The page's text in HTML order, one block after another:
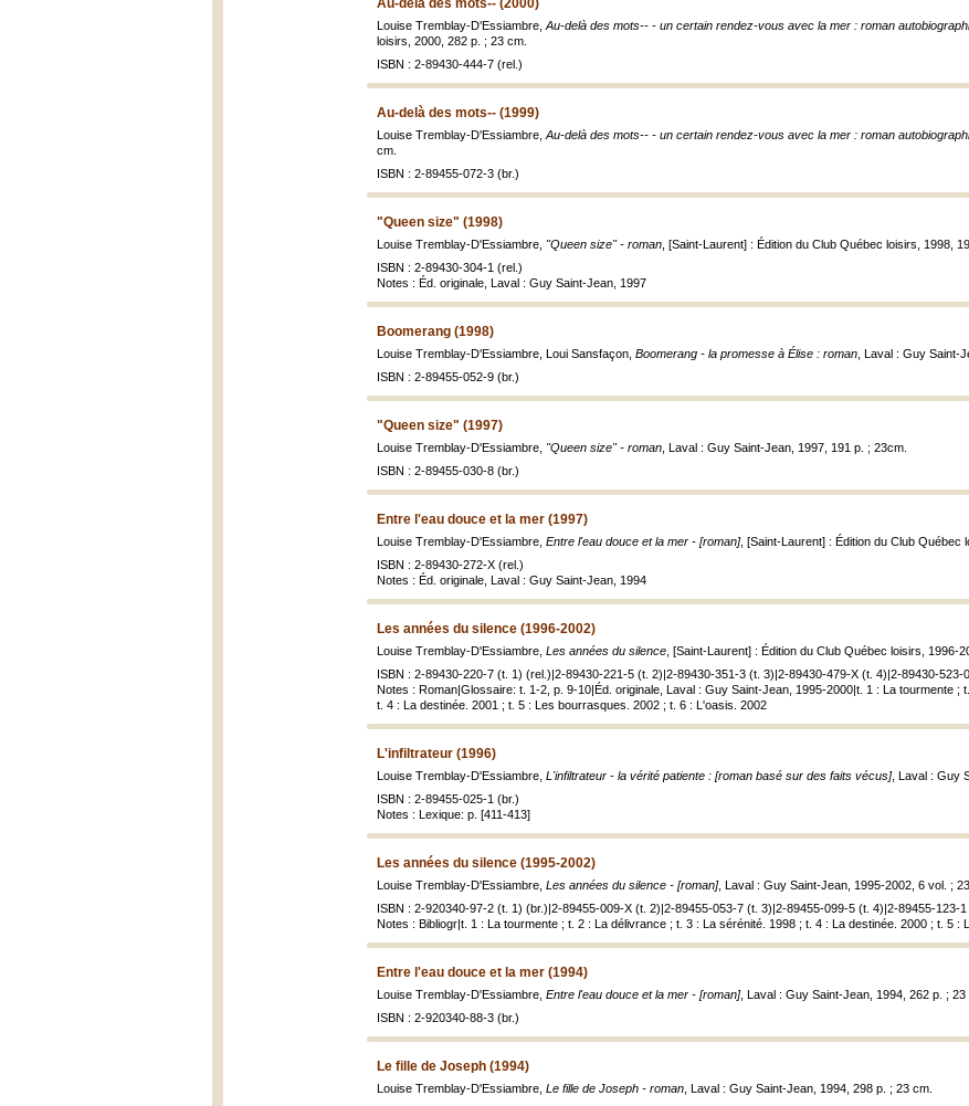
Au-delà des mots-- (2000)
Louise Tremblay-D'Essiambre, Au-delà des mots-- - un certain rendez-vous avec la mer : roman
loisirs, 2000, 282 p. ; 23 cm.
ISBN : 2-89430-444-7 (rel.)
Au-delà des mots-- (1999)
Louise Tremblay-D'Essiambre, Au-delà des mots-- - un certain rendez-vous avec la mer : roman
cm.
ISBN : 2-89455-072-3 (br.)
"Queen size" (1998)
Louise Tremblay-D'Essiambre, "Queen size" - roman , [Saint-Laurent] : Édition du Club Québec loisirs, 1998,
ISBN : 2-89430-304-1 (rel.)
Notes : Éd. originale, Laval : Guy Saint-Jean, 1997
Boomerang (1998)
Louise Tremblay-D'Essiambre, Loui Sansfaçon, Boomerang - la promesse à Élise : roman , Laval : Guy Saint-
ISBN : 2-89455-052-9 (br.)
"Queen size" (1997)
Louise Tremblay-D'Essiambre, "Queen size" - roman , Laval : Guy Saint-Jean, 1997, 191 p. ; 23cm.
ISBN : 2-89455-030-8 (br.)
Entre l'eau douce et la mer (1997)
Louise Tremblay-D'Essiambre, Entre l'eau douce et la mer - [roman], [Saint-Laurent] : Édition du Club Québec
ISBN : 2-89430-272-X (rel.)
Notes : Éd. originale, Laval : Guy Saint-Jean, 1994
Les années du silence (1996-2002)
Louise Tremblay-D'Essiambre, Les années du silence , [Saint-Laurent] : Édition du Club Québec loisirs, 1996-
ISBN : 2-89430-220-7 (t. 1) (rel.)|2-89430-221-5 (t. 2)|2-89430-351-3 (t. 3)|2-89430-479-X (t. 4)|2-89430-523-
Notes : Roman|Glossaire: t. 1-2, p. 9-10|Éd. originale, Laval : Guy Saint-Jean, 1995-2000|t. 1 : La tourmente ;
t. 4 : La destinée. 2001 ; t. 5 : Les bourrasques. 2002 ; t. 6 : L'oasis. 2002
L'infiltrateur (1996)
Louise Tremblay-D'Essiambre, L'infiltrateur - la vérité patiente : [roman basé sur des faits vécus], Laval : Guy
ISBN : 2-89455-025-1 (br.)
Notes : Lexique: p. [411-413]
Les années du silence (1995-2002)
Louise Tremblay-D'Essiambre, Les années du silence - [roman], Laval : Guy Saint-Jean, 1995-2002, 6 vol. ;
ISBN : 2-920340-97-2 (t. 1) (br.)|2-89455-009-X (t. 2)|2-89455-053-7 (t. 3)|2-89455-099-5 (t. 4)|2-89455-123-
Notes : Bibliogr|t. 1 : La tourmente ; t. 2 : La délivrance ; t. 3 : La sérénité. 1998 ; t. 4 : La destinée. 2000 ; t. 5
Entre l'eau douce et la mer (1994)
Louise Tremblay-D'Essiambre, Entre l'eau douce et la mer - [roman], Laval : Guy Saint-Jean, 1994, 262 p. ; 23
ISBN : 2-920340-88-3 (br.)
Le fille de Joseph (1994)
Louise Tremblay-D'Essiambre, Le fille de Joseph - roman , Laval : Guy Saint-Jean, 1994, 298 p. ; 23 cm.